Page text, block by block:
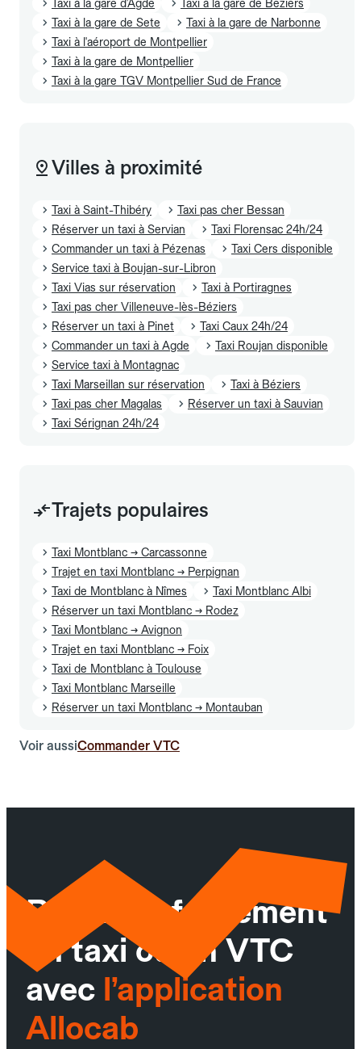
Taxi à la gare d'Agde
Taxi à la gare de Beziers
Taxi à la gare de Sete
Taxi à la gare de Narbonne
Taxi à l'aéroport de Montpellier
Taxi à la gare de Montpellier
Taxi à la gare TGV Montpellier Sud de France
Villes à proximité
Taxi à Saint-Thibéry
Taxi pas cher Bessan
Réserver un taxi à Servian
Taxi Florensac 24h/24
Commander un taxi à Pézenas
Taxi Cers disponible
Service taxi à Boujan-sur-Libron
Taxi Vias sur réservation
Taxi à Portiragnes
Taxi pas cher Villeneuve-lès-Béziers
Réserver un taxi à Pinet
Taxi Caux 24h/24
Commander un taxi à Agde
Taxi Roujan disponible
Service taxi à Montagnac
Taxi Marseillan sur réservation
Taxi à Béziers
Taxi pas cher Magalas
Réserver un taxi à Sauvian
Taxi Sérignan 24h/24
Trajets populaires
Taxi Montblanc → Carcassonne
Trajet en taxi Montblanc → Perpignan
Taxi de Montblanc à Nîmes
Taxi Montblanc Albi
Réserver un taxi Montblanc → Rodez
Taxi Montblanc → Avignon
Trajet en taxi Montblanc → Foix
Taxi de Montblanc à Toulouse
Taxi Montblanc Marseille
Réserver un taxi Montblanc → Montauban
Voir aussiCommander VTC
Réservez facilement
un taxi ou un VTC
avec l’application
Allocab